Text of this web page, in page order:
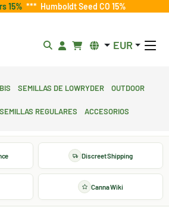
15% *** Humboldt Seed CO 15%
EUR
Semillas de lowryder Outdoor
Semillas regulares Accesorios
Discreet Shipping
Canna Wiki